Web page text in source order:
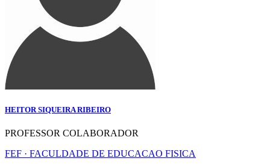
HEITOR SIQUEIRA RIBEIRO
PROFESSOR COLABORADOR
FEF · FACULDADE DE EDUCACAO FISICA